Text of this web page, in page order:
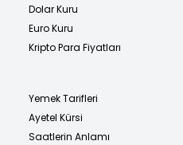
Dolar Kuru
Euro Kuru
Kripto Para Fiyatları
Yemek Tarifleri
Ayetel Kürsi
Saatlerin Anlamı